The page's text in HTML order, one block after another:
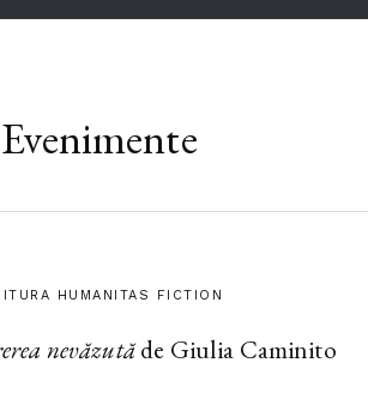
Evenimente
HUMANITAS FICTION
nevăzutăde Giulia Caminito